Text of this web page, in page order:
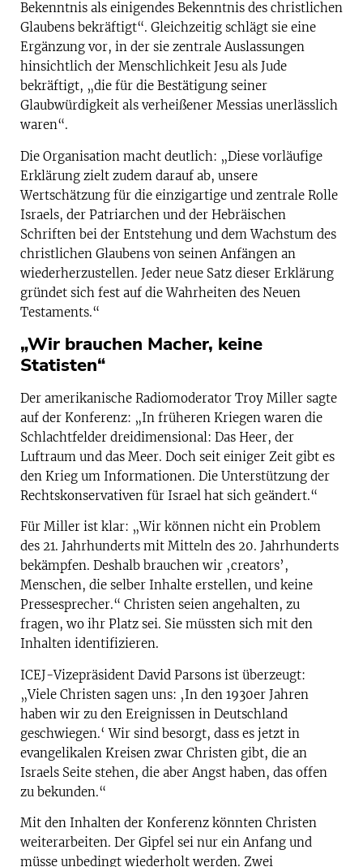
Bekenntnis als einigendes Bekenntnis des christlichen
Glaubens bekräftigt“. Gleichzeitig schlägt sie eine
Ergänzung vor, in der sie zentrale Auslassungen
hinsichtlich der Menschlichkeit Jesu als Jude
bekräftigt, „die für die Bestätigung seiner
Glaubwürdigkeit als verheißener Messias unerlässlich
waren“.
Die Organisation macht deutlich: „Diese vorläufige
Erklärung zielt zudem darauf ab, unsere
Wertschätzung für die einzigartige und zentrale Rolle
Israels, der Patriarchen und der Hebräischen
Schriften bei der Entstehung und dem Wachstum des
christlichen Glaubens von seinen Anfängen an
wiederherzustellen. Jeder neue Satz dieser Erklärung
gründet sich fest auf die Wahrheiten des Neuen
Testaments.“
„Wir brauchen Macher, keine
Statisten“
Der amerikanische Radiomoderator Troy Miller sagte
auf der Konferenz: „In früheren Kriegen waren die
Schlachtfelder dreidimensional: Das Heer, der
Luftraum und das Meer. Doch seit einiger Zeit gibt es
den Krieg um Informationen. Die Unterstützung der
Rechtskonservativen für Israel hat sich geändert.“
Für Miller ist klar: „Wir können nicht ein Problem
des 21. Jahrhunderts mit Mitteln des 20. Jahrhunderts
bekämpfen. Deshalb brauchen wir ‚creators’,
Menschen, die selber Inhalte erstellen, und keine
Pressesprecher.“ Christen seien angehalten, zu
fragen, wo ihr Platz sei. Sie müssten sich mit den
Inhalten identifizieren.
ICEJ-Vizepräsident David Parsons ist überzeugt:
„Viele Christen sagen uns: ‚In den 1930er Jahren
haben wir zu den Ereignissen in Deutschland
geschwiegen.‘ Wir sind besorgt, dass es jetzt in
evangelikalen Kreisen zwar Christen gibt, die an
Israels Seite stehen, die aber Angst haben, das offen
zu bekunden.“
Mit den Inhalten der Konferenz könnten Christen
weiterarbeiten. Der Gipfel sei nur ein Anfang und
müsse unbedingt wiederholt werden. Zwei